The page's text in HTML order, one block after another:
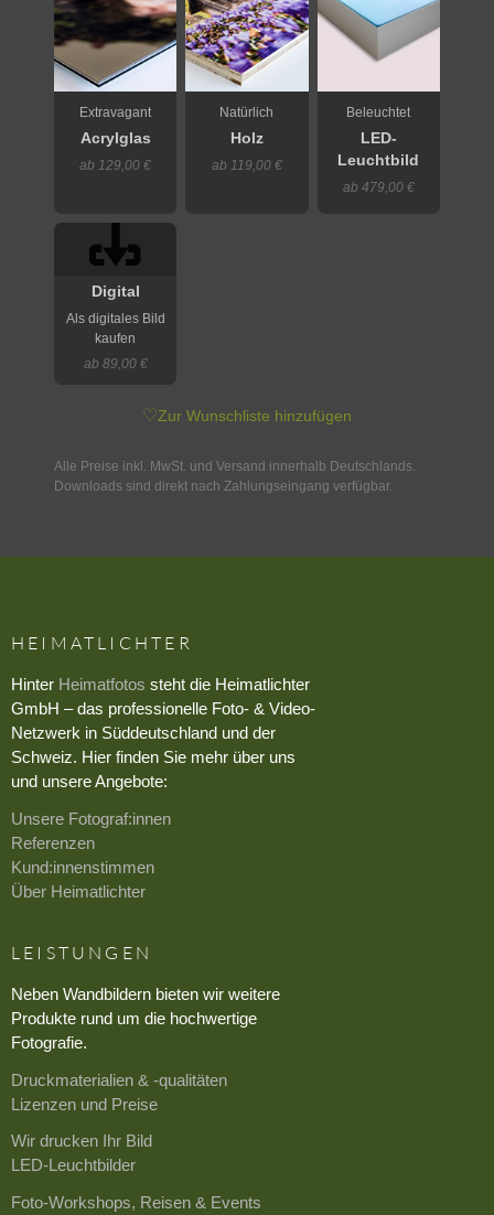
Extravagant
Acrylglas
ab 129,00 €
Natürlich
Holz
ab 119,00 €
Beleuchtet
LED-
Leuchtbild
ab 479,00 €
Digital
Als digitales Bild
kaufen
ab 89,00 €
♡Zur Wunschliste hinzufügen
Alle Preise inkl. MwSt. und Versand innerhalb Deutschlands.
Downloads sind direkt nach Zahlungseingang verfügbar.
HEIMATLICHTER
Hinter Heimatfotos steht die Heimatlichter
GmbH – das professionelle Foto- & Video-
Netzwerk in Süddeutschland und der
Schweiz. Hier finden Sie mehr über uns
und unsere Angebote:
Unsere Fotograf:innen
Referenzen
Kund:innenstimmen
Über Heimatlichter
LEISTUNGEN
Neben Wandbildern bieten wir weitere
Produkte rund um die hochwertige
Fotografie.
Druckmaterialien & -qualitäten
Lizenzen und Preise
Wir drucken Ihr Bild
LED-Leuchtbilder
Foto-Workshops, Reisen & Events